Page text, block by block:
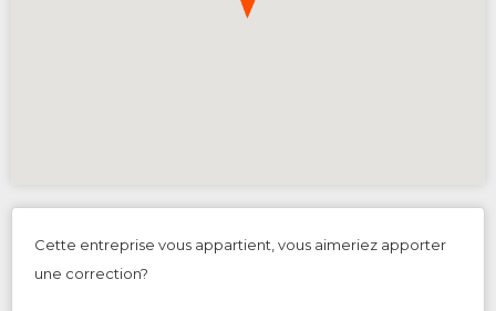
Cette entreprise vous appartient, vous aimeriez apporter
une correction?